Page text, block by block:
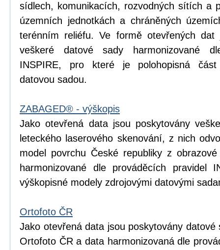
sídlech, komunikacích, rozvodných sítích a
územních jednotkách a chráněných
terénním reliéfu. Ve formě otevřených
veškeré datové sady harmonizované
INSPIRE, pro které je polohopisná část
datovou sadou.
ZABAGED® - výškopis
Jako otevřená data jsou poskytovány
leteckého laserového skenování, z nich
model povrchu České republiky z
harmonizované dle prováděcích pravidel
výškopisné modely zdrojovými datovými
Ortofoto ČR
Jako otevřená data jsou poskytovány
Ortofoto ČR a data harmonizovaná dle